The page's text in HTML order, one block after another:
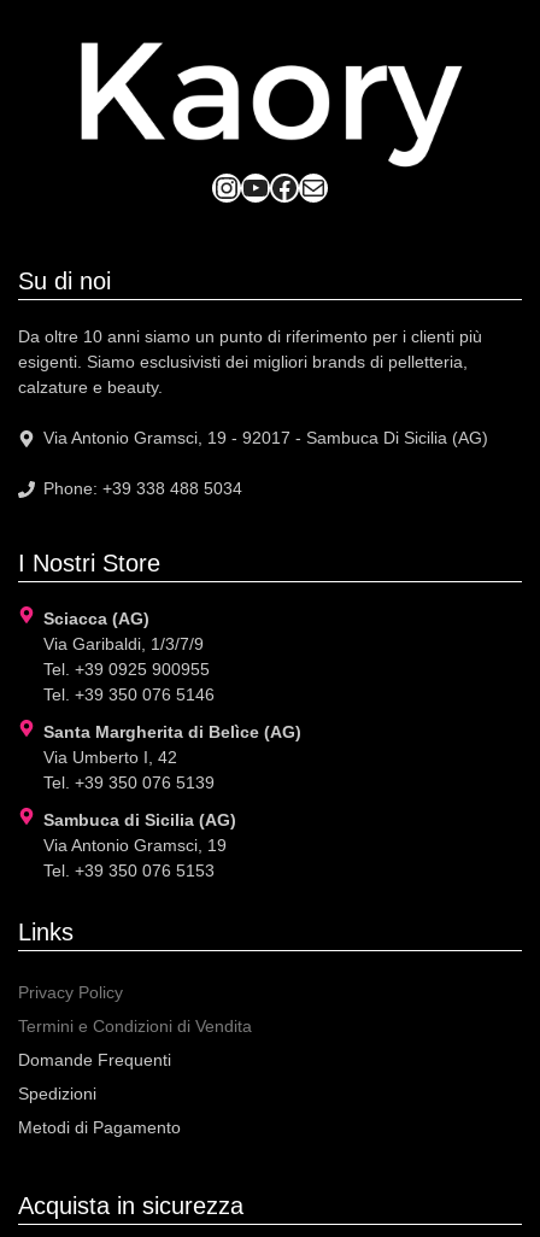
Instagram
YouTube
Facebook
Mail
Su di noi
Da oltre 10 anni siamo un punto di riferimento per i clienti più
esigenti. Siamo esclusivisti dei migliori brands di pelletteria,
calzature e beauty.
Via Antonio Gramsci, 19 - 92017 - Sambuca Di Sicilia (AG)
Phone: +39 338 488 5034
I Nostri Store
Sciacca (AG)
Via Garibaldi, 1/3/7/9
Tel. +39 0925 900955
Tel. +39 350 076 5146
Santa Margherita di Belìce (AG)
Via Umberto I, 42
Tel. +39 350 076 5139
Sambuca di Sicilia (AG)
Via Antonio Gramsci, 19
Tel. +39 350 076 5153
Links
Privacy Policy
Termini e Condizioni di Vendita
Domande Frequenti
Spedizioni
Metodi di Pagamento
Acquista in sicurezza